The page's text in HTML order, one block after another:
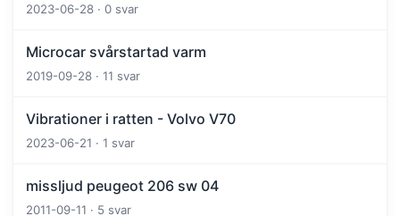
2023-06-28 · 0 svar
Microcar svårstartad varm
2019-09-28 · 11 svar
Vibrationer i ratten - Volvo V70
2023-06-21 · 1 svar
missljud peugeot 206 sw 04
2011-09-11 · 5 svar